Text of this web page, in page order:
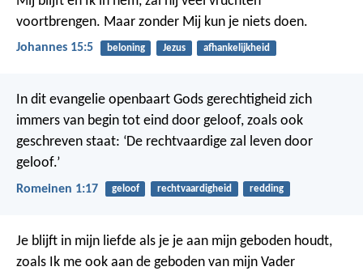
voortbrengen. Maar zonder Mij kun je niets doen.
Johannes 15:5 beloning Jezus afhankelijkheid
In dit evangelie openbaart Gods gerechtigheid zich
immers van begin tot eind door geloof, zoals ook
geschreven staat: ‘De rechtvaardige zal leven door
geloof.’
Romeinen 1:17 geloof rechtvaardigheid redding
Je blijft in mijn liefde als je je aan mijn geboden houdt,
zoals Ik me ook aan de geboden van mijn Vader